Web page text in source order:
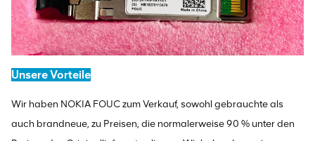
Unsere Vorteile
Wir haben NOKIA FOUC zum Verkauf, sowohl gebrauchte als
auch brandneue, zu Preisen, die normalerweise 90 % unter den